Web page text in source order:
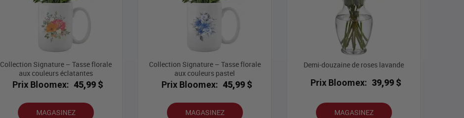
Collection Signature – Tasse florale
aux couleurs éclatantes
Prix Bloomex: 45,99 $
MAGASINEZ
Collection Signature – Tasse florale
aux couleurs pastel
Prix Bloomex: 45,99 $
MAGASINEZ
Demi-douzaine de roses lavande
Prix Bloomex: 39,99 $
MAGASINEZ